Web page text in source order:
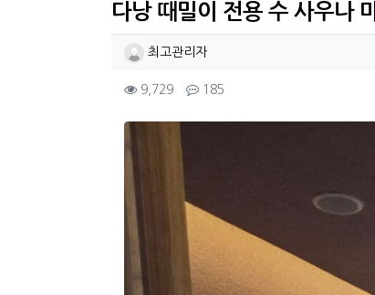
다낭 때밀이 전용 수 사우나
작성자 정보
최고관리자작성
컨텐츠 정보
9,729조회 185
본문